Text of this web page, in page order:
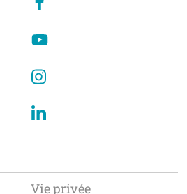
Facebook
YouTube
Instagram
LinkedIn
Vie privée